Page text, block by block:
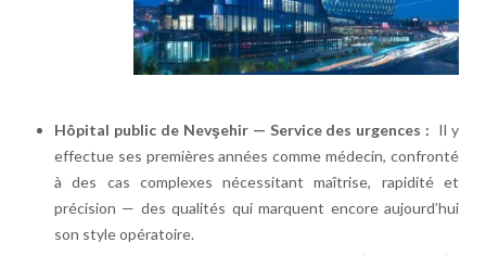
Hôpital public de Nevşehir — Service des urgences : Il y
effectue ses premières années comme médecin, confronté
à des cas complexes nécessitant maîtrise, rapidité et
précision — des qualités qui marquent encore aujourd’hui
son style opératoire.